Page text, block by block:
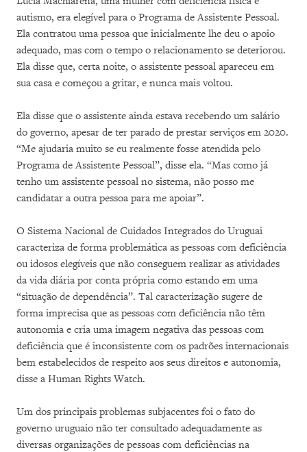
autismo, era elegível para o Programa de Assistente Pessoal.
Ela contratou uma pessoa que inicialmente lhe deu o apoio
adequado, mas com o tempo o relacionamento se deteriorou.
Ela disse que, certa noite, o assistente pessoal apareceu em
sua casa e começou a gritar, e nunca mais voltou.
Ela disse que o assistente ainda estava recebendo um salário
do governo, apesar de ter parado de prestar serviços em 2020.
“Me ajudaria muito se eu realmente fosse atendida pelo
Programa de Assistente Pessoal”, disse ela. “Mas como já
tenho um assistente pessoal no sistema, não posso me
candidatar a outra pessoa para me apoiar”.
O Sistema Nacional de Cuidados Integrados do Uruguai
caracteriza de forma problemática as pessoas com deficiência
ou idosos elegíveis que não conseguem realizar as atividades
da vida diária por conta própria como estando em uma
“situação de dependência”. Tal caracterização sugere de
forma imprecisa que as pessoas com deficiência não têm
autonomia e cria uma imagem negativa das pessoas com
deficiência que é inconsistente com os padrões internacionais
bem estabelecidos de respeito aos seus direitos e autonomia,
disse a Human Rights Watch.
Um dos principais problemas subjacentes foi o fato do
governo uruguaio não ter consultado adequadamente as
diversas organizações de pessoas com deficiências na